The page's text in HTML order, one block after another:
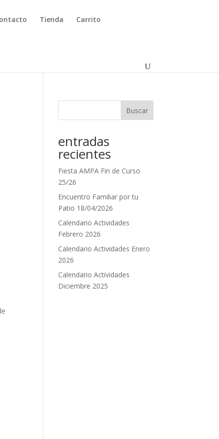
Tienda Carrito
Buscar
entradas
recientes
Fiesta AMPA Fin de Curso
25/26
Encuentro Familiar por tu
Patio 18/04/2026
Calendario Actividades
Febrero 2026
Calendario Actividades Enero
2026
Calendario Actividades
Diciembre 2025